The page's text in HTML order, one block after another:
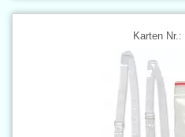
Karten Nr.: